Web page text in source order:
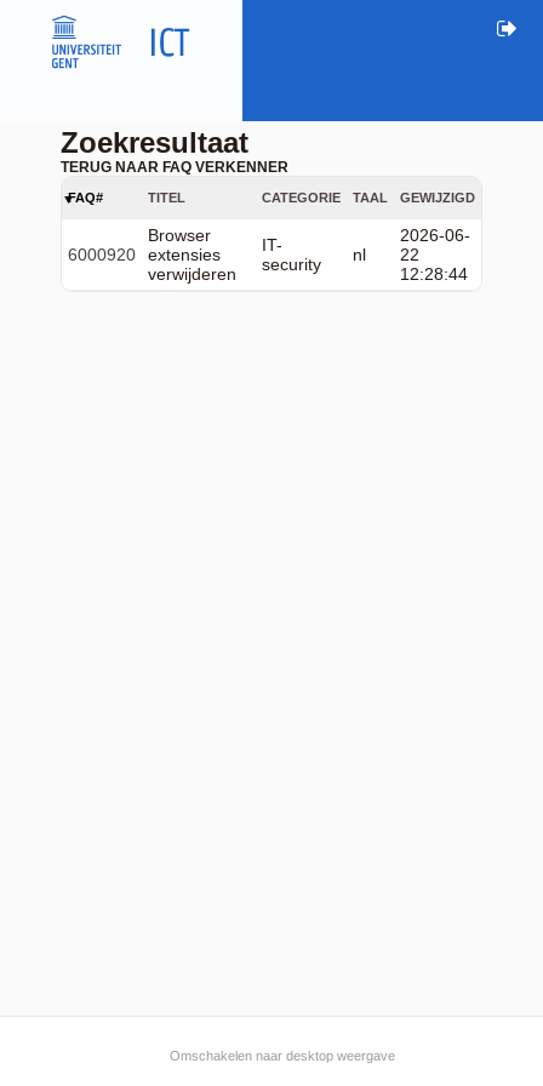
Zoekresultaat
TERUG NAAR FAQ VERKENNER
FAQ# TITEL CATEGORIE TAAL GEWIJZIGD
6000920
Browser
extensies
verwijderen
IT-
security
nl
2026-06-
22
12:28:44
Omschakelen naar desktop weergave